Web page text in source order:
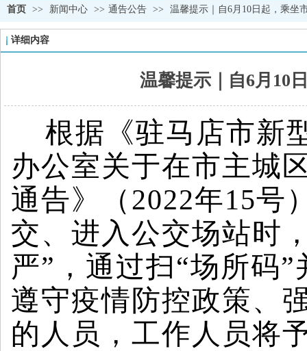
首页 >> 新闻中心 >> 通告公告 >> 温馨提示｜自6月10日起，乘坐
详细内容
温馨提示｜自6月10
根据《驻马店市新
办公室关于在市主城
通告》（2022年15号
交、进入公交场站时
严”，通过扫“场所码
遵守疫情防控政策、
的人员，工作人员将